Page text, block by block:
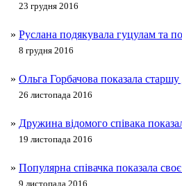
23 грудня 2016
» Руслана подякувала гуцулам та
8 грудня 2016
» Ольга Горбачова показала
26 листопада 2016
» Дружина відомого співака
19 листопада 2016
» Популярна співачка показала
9 листопада 2016